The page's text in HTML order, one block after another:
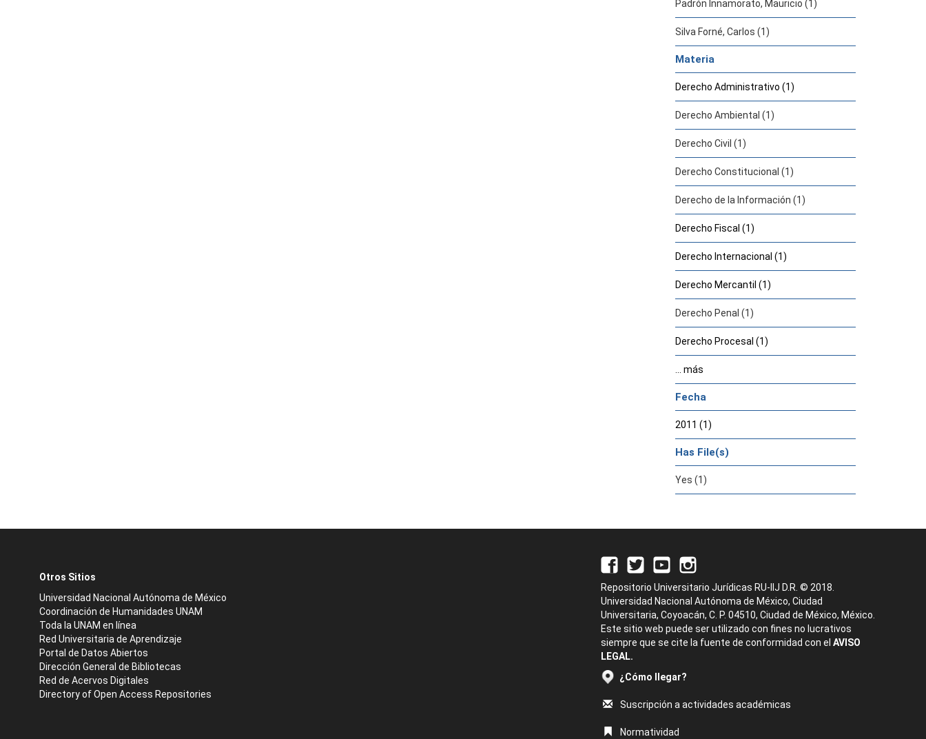
Padrón Innamorato, Mauricio (1)
Silva Forné, Carlos (1)
Materia
Derecho Administrativo (1)
Derecho Ambiental (1)
Derecho Civil (1)
Derecho Constitucional (1)
Derecho de la Información (1)
Derecho Fiscal (1)
Derecho Internacional (1)
Derecho Mercantil (1)
Derecho Penal (1)
Derecho Procesal (1)
... más
Fecha
2011 (1)
Has File(s)
Yes (1)
Otros Sitios
Universidad Nacional Autónoma de México
Coordinación de Humanidades UNAM
Toda la UNAM en línea
Red Universitaria de Aprendizaje
Portal de Datos Abiertos
Dirección General de Bibliotecas
Red de Acervos Digitales
Directory of Open Access Repositories
Repositorio Universitario Jurídicas RU-IIJ D.R. © 2018.
Universidad Nacional Autónoma de México, Ciudad
Universitaria, Coyoacán, C. P. 04510, Ciudad de México, México.
Este sitio web puede ser utilizado con fines no lucrativos
siempre que se cite la fuente de conformidad con el AVISO
LEGAL.
¿Cómo llegar?
Suscripción a actividades académicas
Normatividad